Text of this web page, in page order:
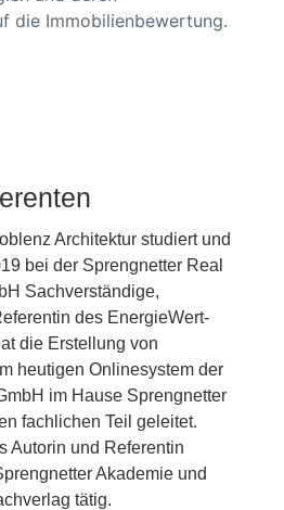
die Immobilienbewertung.
Architektur studiert und
bei der Sprengnetter Real
Sachverständige,
des EnergieWert-
die Erstellung von
heutigen Onlinesystem der
im Hause Sprengnetter
fachlichen Teil geleitet.
Autorin und Referentin
Akademie und
tätig.